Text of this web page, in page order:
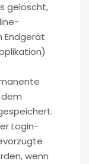
gelöscht,
Endgerät
Login-
wenn